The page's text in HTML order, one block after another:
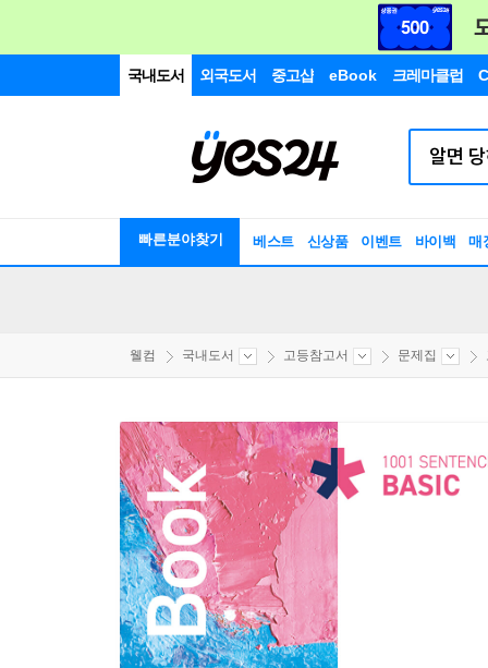
국내도서 외국도서 중고샵 eBook 크레마클럽
빠른분야찾기 베스트 신상품 이벤트 바이백 매
웰컴 국내도서 고등참고서 문제집